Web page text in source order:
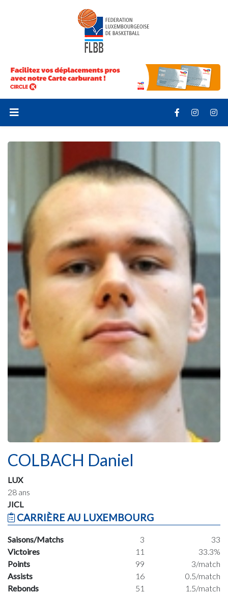
COLBACH Daniel
LUX
28 ans
JICL
CARRIÈRE AU LUXEMBOURG
Saisons/Matchs 3
33
Victoires
11
33.3%
Points
99
3/match
Assists
16
0.5/match
Rebonds
51 1.5/match